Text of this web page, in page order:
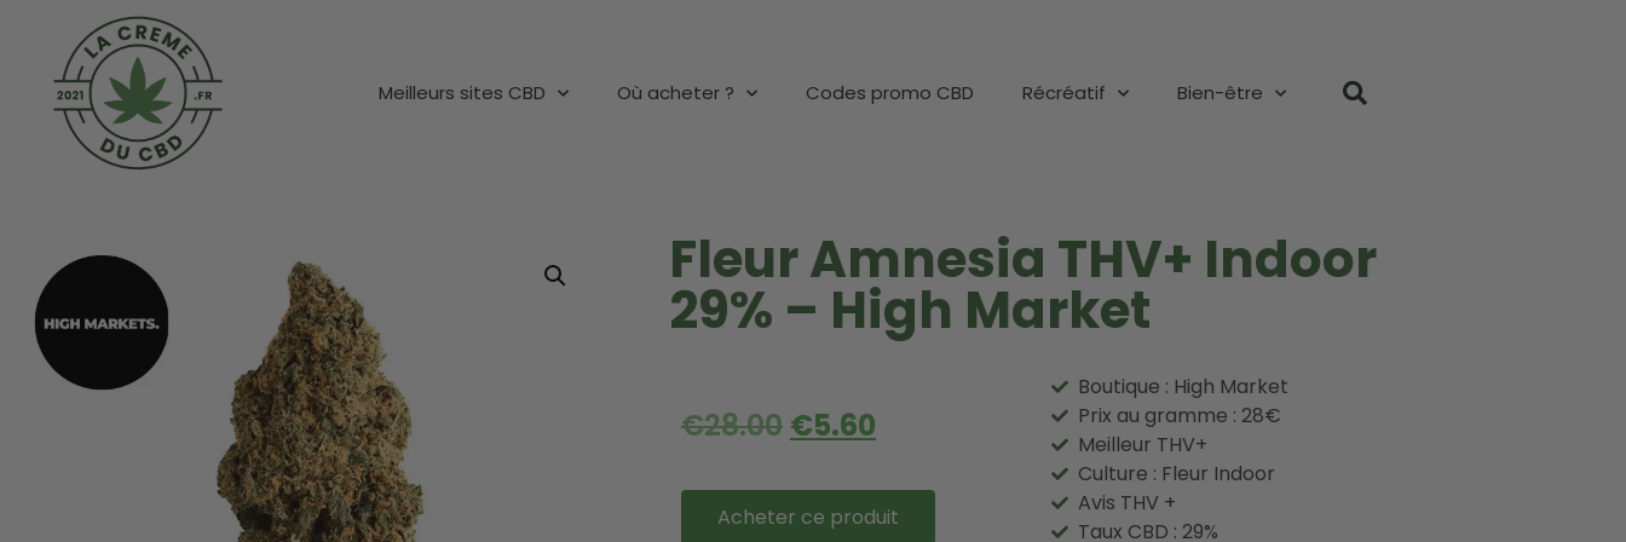
Meilleurs sites CBD Où acheter ? Codes promo CBD Récréatif Bien-être
Fleur Amnesia THV+ Indoor
29% – High Market
€28.00 €5.60
Acheter ce produit
Boutique : High Market
Prix au gramme : 28€
Meilleur THV+
Culture : Fleur Indoor
Avis THV +
Taux CBD : 29%